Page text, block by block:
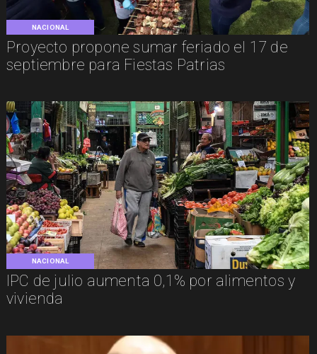
NACIONAL
Proyecto propone sumar feriado el 17 de
septiembre para Fiestas Patrias
NACIONAL
IPC de julio aumenta 0,1% por alimentos y
vivienda